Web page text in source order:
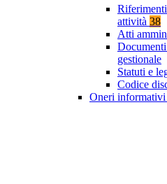
attività 38
Atti
gestionale
Statuti e
Codice
Oneri informativi